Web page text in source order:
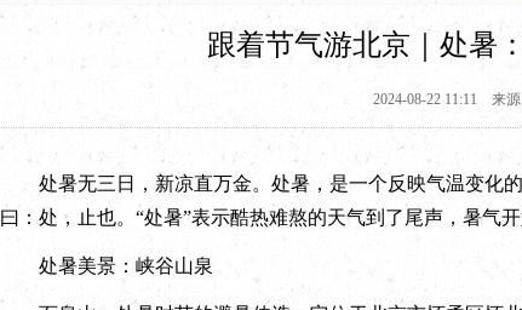
跟着节气游北京｜处暑
2024-08-22 11:11 来源
处暑无三日，新凉直万金。处暑，是一个反映气温变化的
曰：处，止也。“处暑”表示酷热难熬的天气到了尾声，暑气开
处暑美景：峡谷山泉